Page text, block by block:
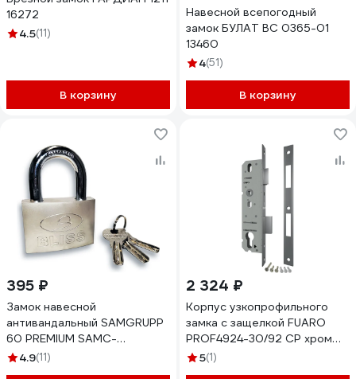
16272
4.5(11)
В корзину
Навесной всепогодный
замок БУЛАТ ВС 0365-01
13460
4(51)
В корзину
395 ₽
Замок навесной
антивандальный SAMGRUPP
60 PREMIUM SAMC-
023107060
4.9(11)
2 324 ₽
Корпус узкопрофильного
замка с защелкой FUARO
PROF4924-30/92 CP хром
26427
5(1)